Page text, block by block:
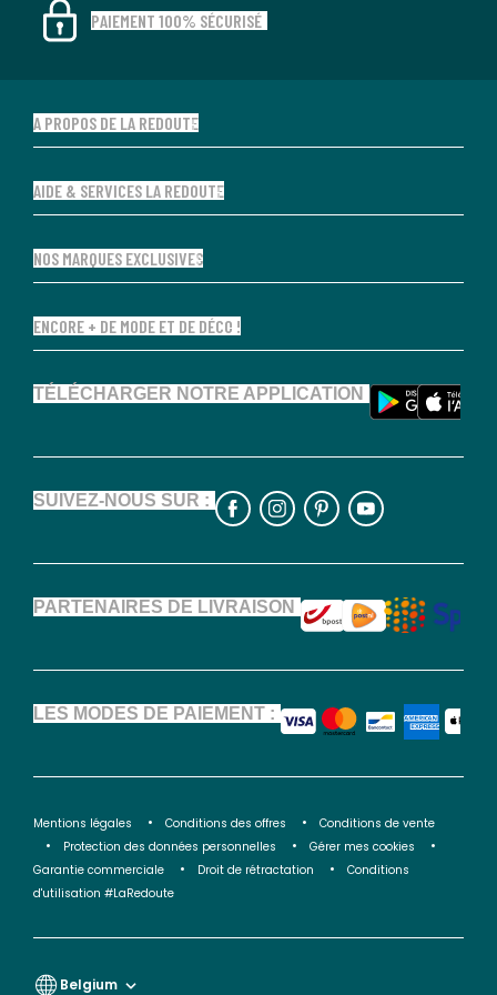
PAIEMENT 100% SÉCURISÉ
A PROPOS DE LA REDOUTE
AIDE & SERVICES LA REDOUTE
NOS MARQUES EXCLUSIVES
ENCORE + DE MODE ET DE DÉCO !
LES MODES DE PAIEMENT :
PARTENAIRES DE LIVRAISON
SUIVEZ-NOUS SUR :
TÉLÉCHARGER NOTRE APPLICATION
Mentions légales Conditions des offres
Conditions de vente
Protection des données personnelles
Gérer mes cookies
Garantie commerciale
Droit de rétractation
Conditions
d'utilisation #LaRedoute
Belgium